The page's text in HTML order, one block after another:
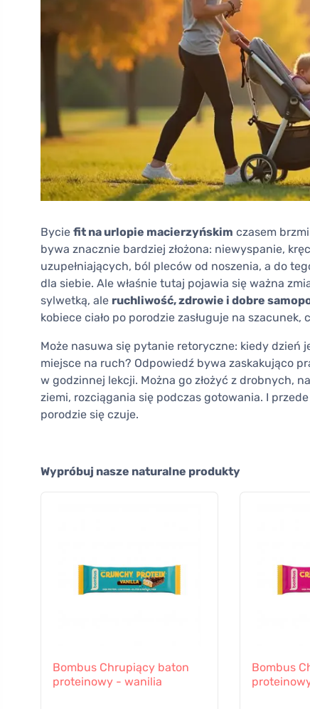
Bycie fit na urlopie macierzyńskim czasem
bywa znacznie bardziej złożona: niewyspanie,
uzupełniających, ból pleców od noszenia, a do
dla siebie. Ale właśnie tutaj pojawia się ważna
sylwetką, ale ruchliwość, zdrowie i dobre
kobiece ciało po porodzie zasługuje na szacunek,
Może nasuwa się pytanie retoryczne: kiedy dzień
miejsce na ruch? Odpowiedź bywa zaskakująco
w godzinnej lekcji. Można go złożyć z drobnych,
ziemi, rozciągania się podczas gotowania. I
porodzie się czuje.
Wypróbuj nasze naturalne produkty
Bombus Chrupiący baton
proteinowy - wanilia
Bombus